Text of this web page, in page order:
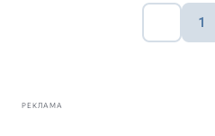
1
РЕКЛАМА